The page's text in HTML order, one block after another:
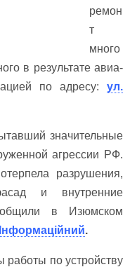
ремон
т
много
в результате авиа-
по адресу: ул.
значительные
агрессии РФ.
разрушения,
и внутренние
в Изюмском
.
по устройству